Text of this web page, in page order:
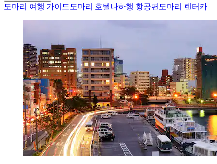
도마리 여행 가이드 도마리 호텔나하행 항공편 도마리 렌터카